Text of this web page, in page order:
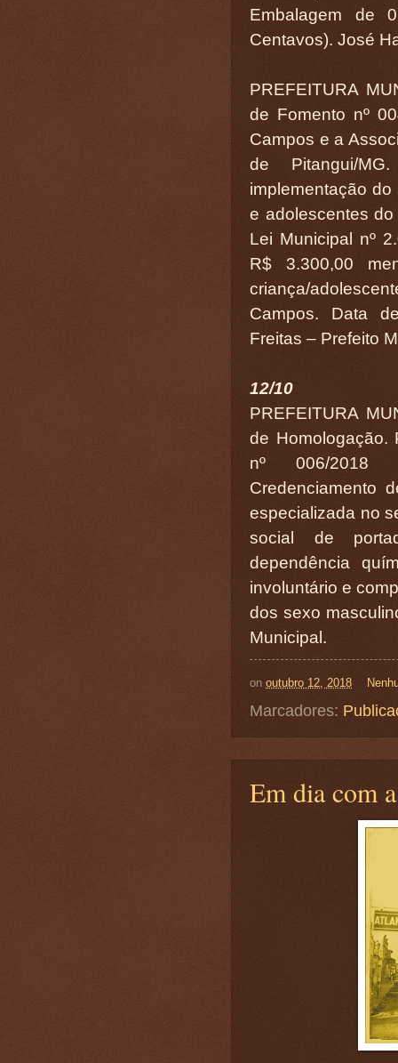
Embalagem de
Centavos). José
PREFEITURA
de Fomento nº
Campos e a
de Pitangui/
implementação
e adolescentes
Lei Municipal nº
R$ 3.300,00
criança/
Campos. Data
Freitas – Prefeito
12/10
PREFEITURA
de Homologação.
nº 006/2018
Credenciamento
especializada no
social de
dependência
involuntário e
dos sexo
Municipal.
on outubro 12, 2018
Marcadores:
Em dia com